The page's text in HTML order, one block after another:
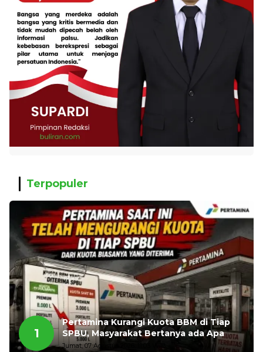
Terpopuler
1
Pertamina Kurangi Kuota BBM di Tiap
SPBU, Masyarakat Bertanya ada Apa
Jumat, 07 Agustus 2026, 11:03 WIB